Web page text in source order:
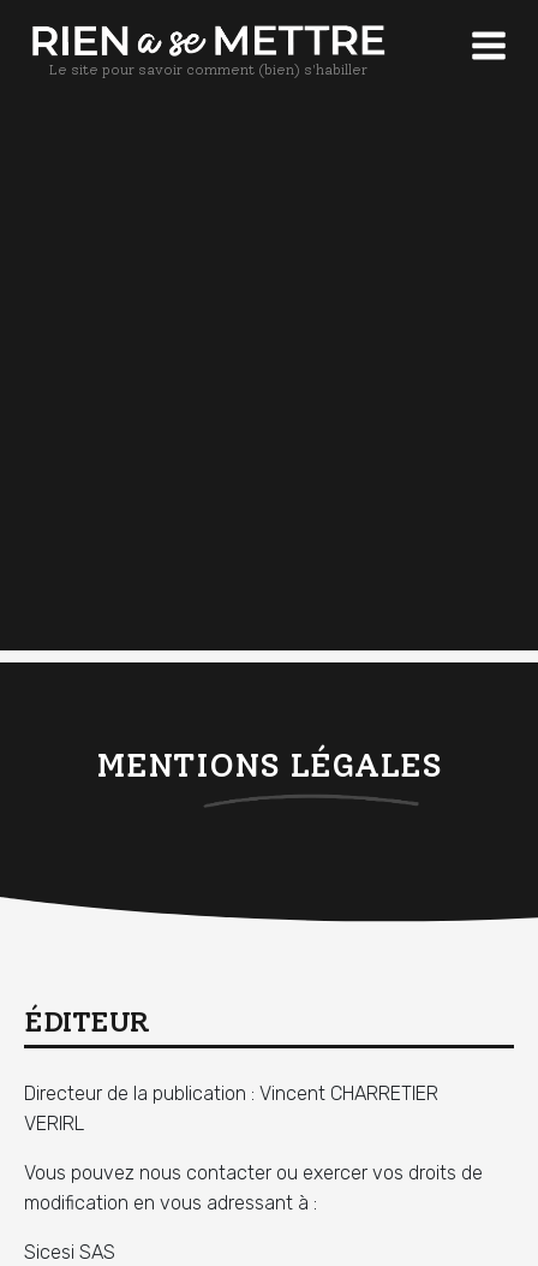
Le site pour savoir comment (bien) s'habiller
MENTIONS LÉGALES
ÉDITEUR
Directeur de la publication : Vincent CHARRETIER
VERIRL
Vous pouvez nous contacter ou exercer vos droits de
modification en vous adressant à :
Sicesi SAS